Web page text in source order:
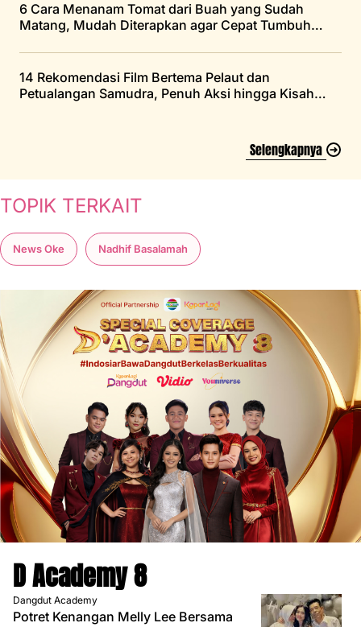
6 Cara Menanam Tomat dari Buah yang Sudah
Matang, Mudah Diterapkan agar Cepat Tumbuh
14 Rekomendasi Film Bertema Pelaut dan
Petualangan Samudra, Penuh Aksi hingga Kisah
Selengkapnya
TOPIK TERKAIT
News Oke Nadhif Basalamah
D Academy 8
Dangdut Academy
Potret Kenangan Melly Lee Bersama